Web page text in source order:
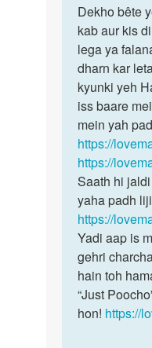
to
please
advice
by
meenu
guleria...
Dekho
bête
yeh
keh
pana
ki
Dekho bête
kab aur kis
lega ya
dharn kar
kyunki yeh
iss baare
mein yah
https://
https://
Saath hi
yaha padh
https://
Yadi aap is
gehri
hain toh
“Just
hon! https://